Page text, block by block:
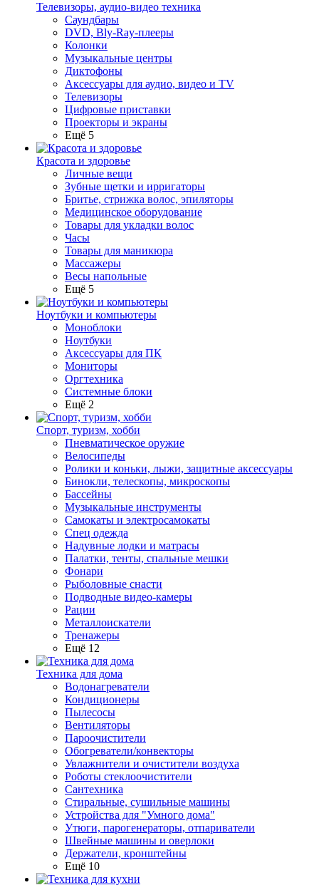
Телевизоры, аудио-видео техника
Саундбары
DVD, Bly-Ray-плееры
Колонки
Музыкальные центры
Диктофоны
Аксессуары для аудио, видео и TV
Телевизоры
Цифровые приставки
Проекторы и экраны
Ещё 5
Красота и здоровье
Личные вещи
Зубные щетки и ирригаторы
Бритье, стрижка волос, эпиляторы
Медицинское оборудование
Товары для укладки волос
Часы
Товары для маникюра
Массажеры
Весы напольные
Ещё 5
Ноутбуки и компьютеры
Моноблоки
Ноутбуки
Аксессуары для ПК
Мониторы
Оргтехника
Системные блоки
Ещё 2
Спорт, туризм, хобби
Пневматическое оружие
Велосипеды
Ролики и коньки, лыжи, защитные аксессуары
Бинокли, телескопы, микроскопы
Бассейны
Музыкальные инструменты
Самокаты и электросамокаты
Спец одежда
Надувные лодки и матрасы
Палатки, тенты, спальные мешки
Фонари
Рыболовные снасти
Подводные видео-камеры
Рации
Металлоискатели
Тренажеры
Ещё 12
Техника для дома
Водонагреватели
Кондиционеры
Пылесосы
Вентиляторы
Пароочистители
Обогреватели/конвекторы
Увлажнители и очистители воздуха
Роботы стеклоочистители
Сантехника
Стиральные, сушильные машины
Устройства для "Умного дома"
Утюги, парогенераторы, отпариватели
Швейные машины и оверлоки
Держатели, кронштейны
Ещё 10